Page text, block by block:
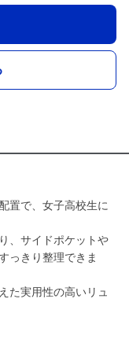
置で、女子高校生に
、サイドポケットや
っきり整理できま
た実用性の高いリュ